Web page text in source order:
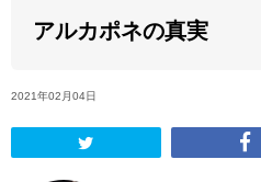
当店の紹介
アルカポネの真実
2021年02月04日